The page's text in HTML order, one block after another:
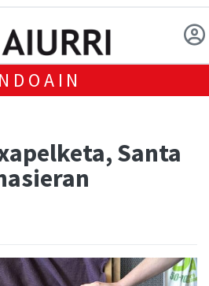
Santa